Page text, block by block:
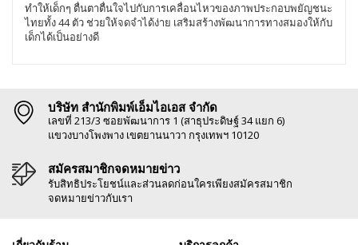
ทำให้เด็กๆ ตื่นตาตื่นใจไปกับการเคลื่อนไหวของภาพประกอบพยัญชนะ
ไทยทั้ง 44 ตัว ช่วยให้จดจำได้ง่าย เสริมสร้างพัฒนาการทางสมองให้กับ
เด็กได้เป็นอย่างดี
บริษัท สำนักพิมพ์เอ็มไอเอส จำกัด
เลขที่ 213/3 ซอยพัฒนาการ 1 (สาธุประดิษฐ์ 34 แยก 6)
แขวงบางโพงพาง เขตยานนาวา กรุงเทพฯ 10120
สมัครสมาชิกจดหมายข่าว
รับสิทธิประโยชน์และส่วนลดก่อนใครเพียงสมัครสมาชิก
จดหมายข่าวกับเรา